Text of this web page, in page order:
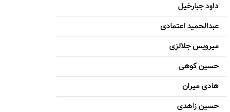
داود جبارخیل
عبدالحمید اعتمادی
میرویس جلالزی
حسين کوهی
هادی ميران
حسين زاهدی